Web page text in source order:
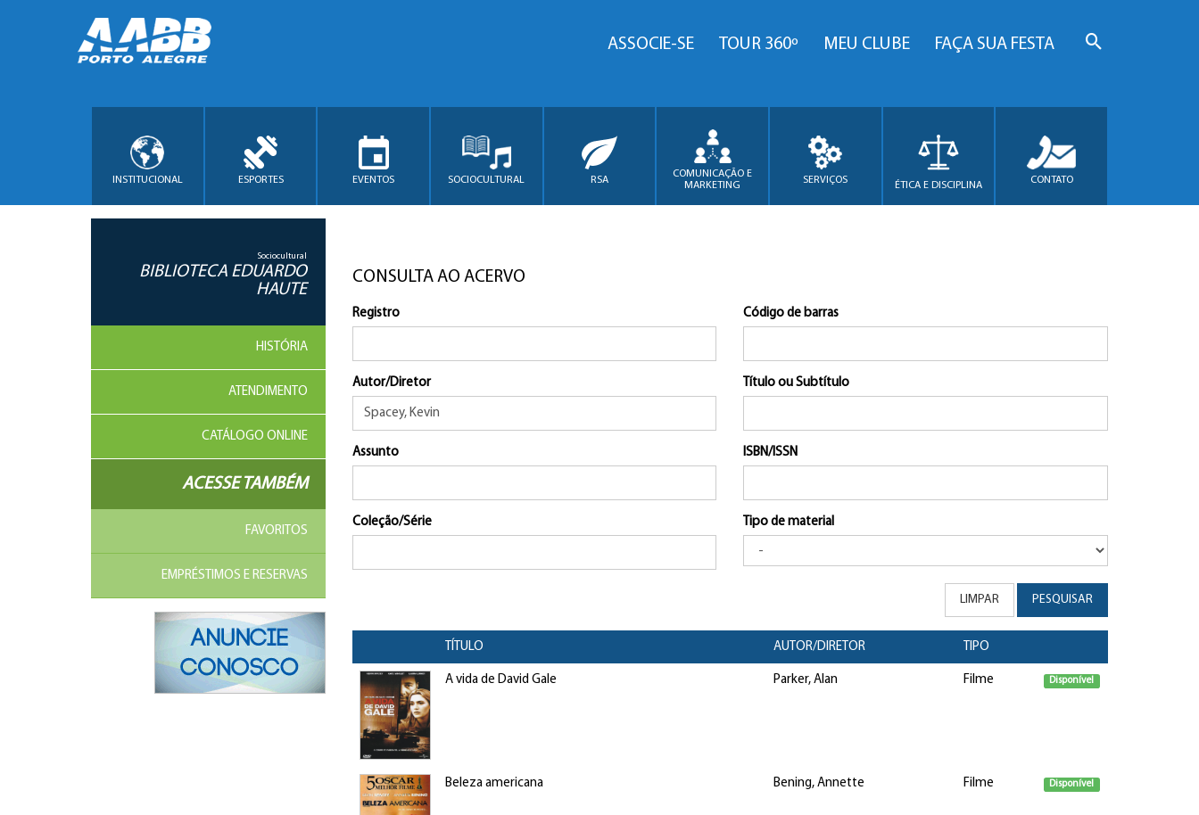
ASSOCIE-SE TOUR 360º MEU CLUBE FAÇA SUA FESTA
INSTITUCIONAL ESPORTES EVENTOS SOCIOCULTURAL RSA
COMUNICAÇÃO E
MARKETING
SERVIÇOS ÉTICA E DISCIPLINA CONTATO
Sociocultural
BIBLIOTECA EDUARDO
HAUTE
HISTÓRIA
ATENDIMENTO
CATÁLOGO ONLINE
ACESSE TAMBÉM
FAVORITOS
EMPRÉSTIMOS E RESERVAS
CONSULTA AO ACERVO
Registro Código de barras
Autor/Diretor Título ou Subtítulo
Assunto ISBN/ISSN
Coleção/Série Tipo de material
LIMPAR PESQUISAR
TÍTULO AUTOR/DIRETOR TIPO
A vida de David Gale Parker, Alan Filme Disponível
Beleza americana Bening, Annette Filme Disponível